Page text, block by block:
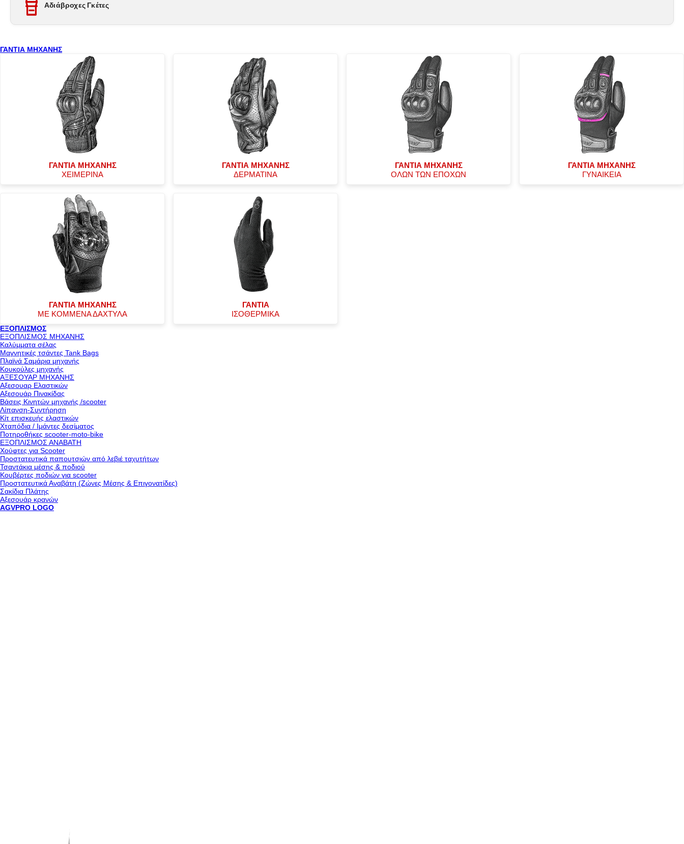
Αδιάβροχες Γκέτες
ΓΑΝΤΙΑ ΜΗΧΑΝΗΣ
ΓΑΝΤΙΑ ΜΗΧΑΝΗΣ
ΧΕΙΜΕΡΙΝΑ
ΓΑΝΤΙΑ ΜΗΧΑΝΗΣ
ΔΕΡΜΑΤΙΝΑ
ΓΑΝΤΙΑ ΜΗΧΑΝΗΣ
ΟΛΩΝ ΤΩΝ ΕΠΟΧΩΝ
ΓΑΝΤΙΑ ΜΗΧΑΝΗΣ
ΓΥΝΑΙΚΕΙΑ
ΓΑΝΤΙΑ ΜΗΧΑΝΗΣ
ΜΕ ΚΟΜΜΕΝΑ ΔΑΧΤΥΛΑ
ΓΑΝΤΙΑ
ΙΣΟΘΕΡΜΙΚΑ
ΕΞΟΠΛΙΣΜΟΣ
ΕΞΟΠΛΙΣΜΟΣ ΜΗΧΑΝΗΣ
Καλύμματα σέλας
Μαγνητικές τσάντες Tank Bags
Πλαϊνά Σαμάρια μηχανής
Κουκούλες μηχανής
ΑΞΕΣΟΥΑΡ ΜΗΧΑΝΗΣ
Αξεσουαρ Ελαστικών
Αξεσουάρ Πινακίδας
Βάσεις Κινητών μηχανής /scooter
Λίπανση-Συντήρηση
Κίτ επισκευής ελαστικών
Χταπόδια / Ιμάντες δεσίματος
Ποτηροθήκες scooter-moto-bike
ΕΞΟΠΛΙΣΜΟΣ ΑΝΑΒΑΤΗ
Χούφτες για Scooter
Προστατευτικά παπουτσιών από λεβιέ ταχυτήτων
Τσαντάκια μέσης & ποδιού
Κουβέρτες ποδιών για scooter
Προστατευτικά Αναβάτη (Ζώνες Μέσης & Επιγονατίδες)
Σακίδια Πλάτης
Αξεσουάρ κρανών
AGVPRO LOGO